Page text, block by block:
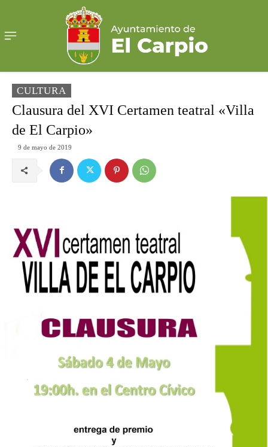
CULTURA
Clausura del XVI Certamen teatral «Villa
de El Carpio»
9 de mayo de 2019